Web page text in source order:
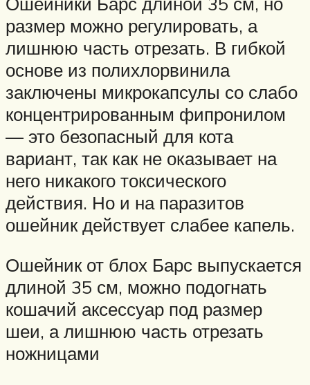
размер можно регулировать, а
лишнюю часть отрезать. В гибкой
основе из полихлорвинила
заключены микрокапсулы со слабо
концентрированным фипронилом
— это безопасный для кота
вариант, так как не оказывает на
него никакого токсического
действия. Но и на паразитов
ошейник действует слабее капель.
Ошейник от блох Барс выпускается
длиной 35 см, можно подогнать
кошачий аксессуар под размер
шеи, а лишнюю часть отрезать
ножницами